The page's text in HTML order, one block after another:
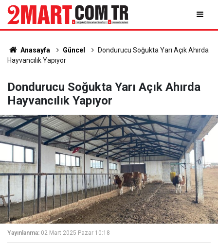
Anasayfa Güncel
Dondurucu Soğukta Yarı Açık Ahırda
Hayvancılık Yapıyor
Dondurucu Soğukta Yarı Açık Ahırda
Hayvancılık Yapıyor
Yayınlanma: 02 Mart 2025 Pazar 10:18